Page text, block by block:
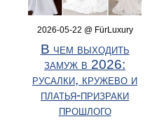
2026-05-22 @ FürLuxury
В чем выходить
замуж в 2026:
русалки, кружево и
платья-призраки
прошлого